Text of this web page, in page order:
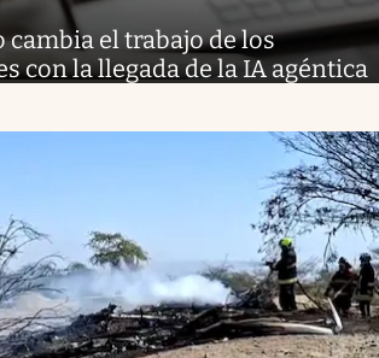
cambia el trabajo de los
con la llegada de la IA agéntica